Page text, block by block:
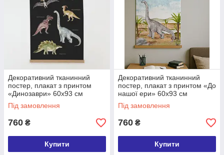
Декоративний тканинний
постер, плакат з принтом
«Динозаври» 60х93 см
(TPSR_22S066)
Під замовлення
760 ₴
Купити
Декоративний тканинний
постер, плакат з принтом «До
нашої ери» 60х93 см
(TPSR_22S065)
Під замовлення
760 ₴
Купити